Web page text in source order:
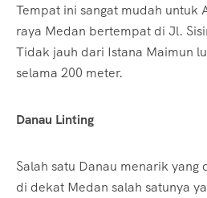
Tempat ini sangat mudah untuk
raya Medan bertempat di Jl.
Tidak jauh dari Istana Maimun
selama 200 meter.
Danau Linting
Salah satu Danau menarik
di dekat Medan salah satunya